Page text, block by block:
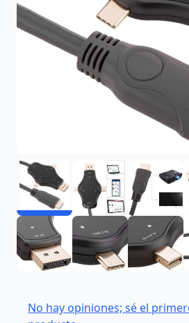
No hay opiniones; sé el